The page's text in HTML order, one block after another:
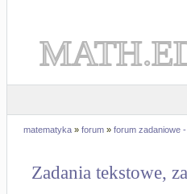
matematyka » forum » forum zadaniowe
Zadania tekstowe,